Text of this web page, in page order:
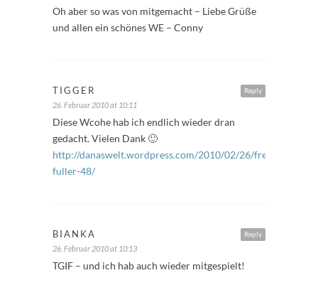
Oh aber so was von mitgemacht – Liebe Grüße
und allen ein schönes WE – Conny
Reply
TIGGER
26. Februar 2010 at 10:11
Diese Wcohe hab ich endlich wieder dran
gedacht. Vielen Dank 🙂
http://danaswelt.wordpress.com/2010/02/26/freitags-
fuller-48/
Reply
BIANKA
26. Februar 2010 at 10:13
TGIF – und ich hab auch wieder mitgespielt!